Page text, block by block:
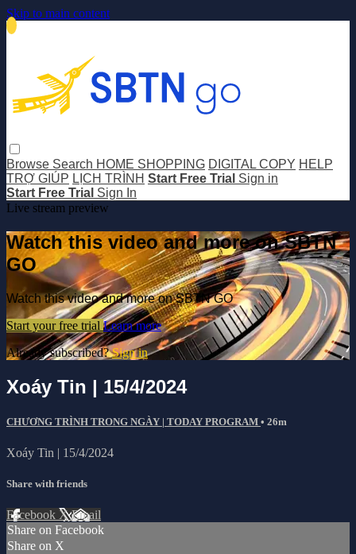
Skip to main content
Browse Search HOME SHOPPING DIGITAL COPY HELP
TRỢ GIÚP LỊCH TRÌNH Start Free Trial Sign in
Start Free Trial Sign In
Live stream preview
Watch this video and more on SBTN
GO
Watch this video and more on SBTN GO
Start your free trial Learn more
Already subscribed?Sign in
Xoáy Tin | 15/4/2024
CHƯƠNG TRÌNH TRONG NGÀY | TODAY PROGRAM • 26m
Xoáy Tin | 15/4/2024
Share with friends
Facebook XEmail
Share on Facebook
Share on X